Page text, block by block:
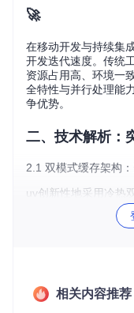
🚀
在移动开发与持续集
开发迭代速度。传统
资源占用高、环境一
全特性与并行处理能
争优势。
二、技术解析：
2.1 双模式缓存架构
uv创新性地采用冷热
和重复安装（热启动
预编译元数据加速依
相关内容推荐